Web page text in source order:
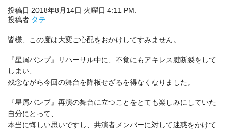
投稿日 2018年8月14日 火曜日 4:11 PM.
投稿者 タテ
皆様、この度は大変ご心配をおかけしてすみません。
『星屑バンプ』リハーサル中に、不覚にもアキレス腱断裂をして
しまい、
残念ながら今回の舞台を降板せざるを得なくなりました。
『星屑バンプ』再演の舞台に立つことをとても楽しみにしていた
自分にとって、
本当に悔しい思いですし、共演者メンバーに対して迷惑をかけて